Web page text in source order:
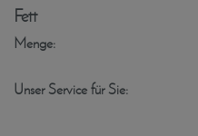
Fett
Menge:
Unser Service für Sie: